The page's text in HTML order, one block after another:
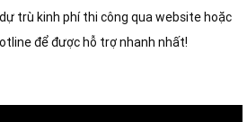
trù kinh phí thi công qua website hoặc
để được hỗ trợ nhanh nhất!